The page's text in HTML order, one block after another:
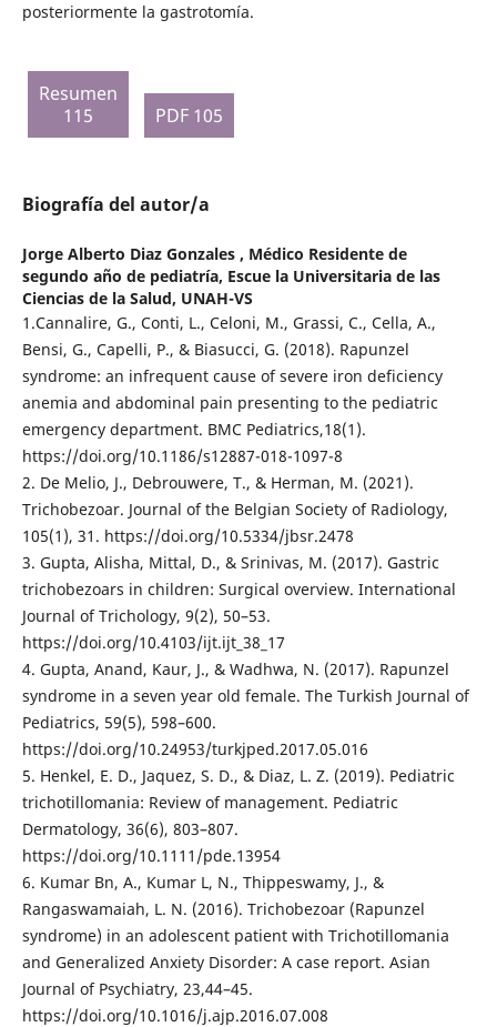
posteriormente la gastrotomía.
Resumen
115
PDF 105
Biografía del autor/a
Jorge Alberto Diaz Gonzales , Médico Residente de
segundo año de pediatría, Escue la Universitaria de las
Ciencias de la Salud, UNAH-VS
1.Cannalire, G., Conti, L., Celoni, M., Grassi, C., Cella, A.,
Bensi, G., Capelli, P., & Biasucci, G. (2018). Rapunzel
syndrome: an infrequent cause of severe iron deficiency
anemia and abdominal pain presenting to the pediatric
emergency department. BMC Pediatrics,18(1).
https://doi.org/10.1186/s12887-018-1097-8
2. De Melio, J., Debrouwere, T., & Herman, M. (2021).
Trichobezoar. Journal of the Belgian Society of Radiology,
105(1), 31. https://doi.org/10.5334/jbsr.2478
3. Gupta, Alisha, Mittal, D., & Srinivas, M. (2017). Gastric
trichobezoars in children: Surgical overview. International
Journal of Trichology, 9(2), 50–53.
https://doi.org/10.4103/ijt.ijt_38_17
4. Gupta, Anand, Kaur, J., & Wadhwa, N. (2017). Rapunzel
syndrome in a seven year old female. The Turkish Journal of
Pediatrics, 59(5), 598–600.
https://doi.org/10.24953/turkjped.2017.05.016
5. Henkel, E. D., Jaquez, S. D., & Diaz, L. Z. (2019). Pediatric
trichotillomania: Review of management. Pediatric
Dermatology, 36(6), 803–807.
https://doi.org/10.1111/pde.13954
6. Kumar Bn, A., Kumar L, N., Thippeswamy, J., &
Rangaswamaiah, L. N. (2016). Trichobezoar (Rapunzel
syndrome) in an adolescent patient with Trichotillomania
and Generalized Anxiety Disorder: A case report. Asian
Journal of Psychiatry, 23,44–45.
https://doi.org/10.1016/j.ajp.2016.07.008